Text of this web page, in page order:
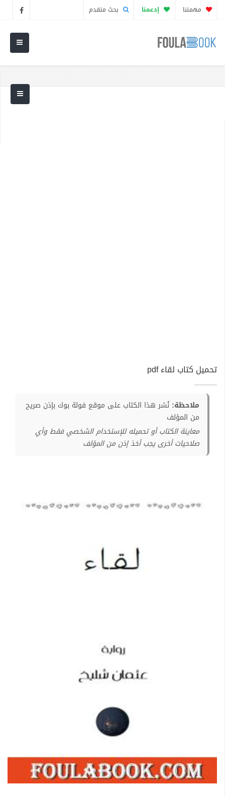
مهمتنا إدعمنا بحث متقدم
تحميل كتاب لقاء pdf
ملاحظة: نُشر هذا الكتاب على موقع فولة بوك بإذن صريح
من المؤلف
معاينة الكتاب أو تحميله للإستخدام الشخصي فقط وأي
صلاحيات أخرى يجب أخذ إذن من المؤلف